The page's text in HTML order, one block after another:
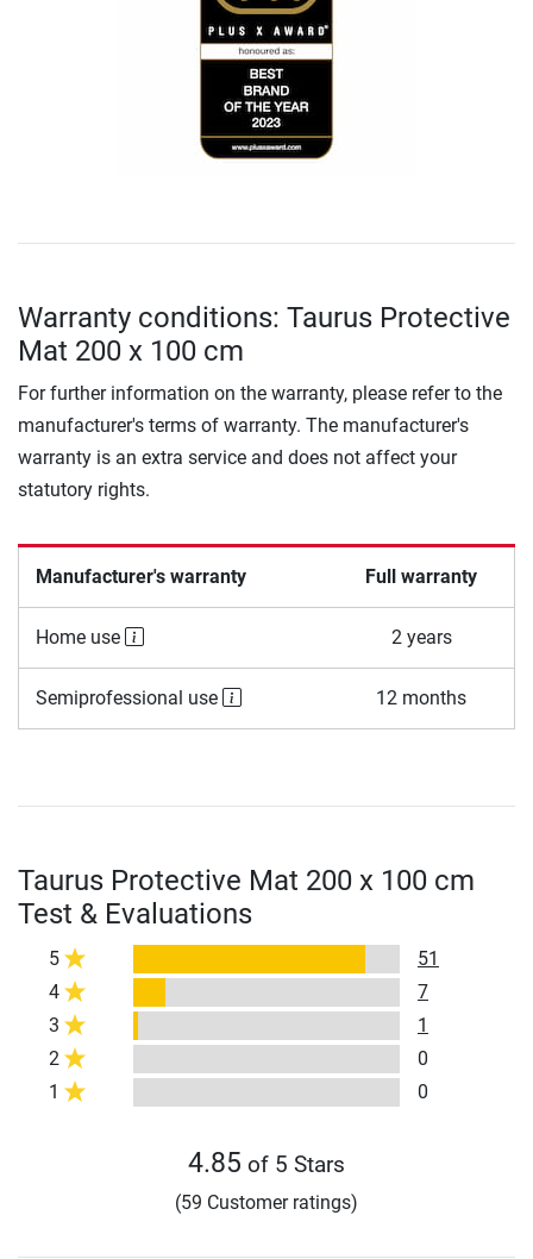
Warranty conditions: Taurus Protective
Mat 200 x 100 cm
For further information on the warranty, please refer to the
manufacturer's terms of warranty. The manufacturer's
warranty is an extra service and does not affect your
statutory rights.
Manufacturer's warranty Full warranty
Home use 2 years
Semiprofessional use 12 months
Taurus Protective Mat 200 x 100 cm
Test & Evaluations
5
51
4
7
3
1
2
0
1
0
4.85 of 5 Stars
(59 Customer ratings)